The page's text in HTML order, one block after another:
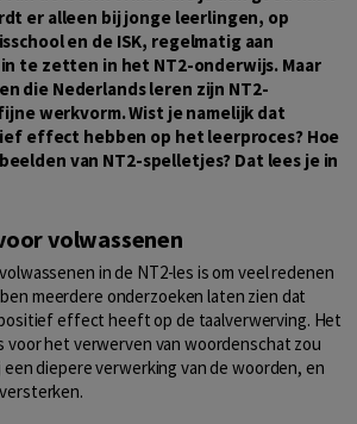
er alleen bij jonge leerlingen, op
en de ISK, regelmatig aan
te zetten in het NT2-onderwijs. Maar
die Nederlands leren zijn NT2-
werkvorm. Wist je namelijk dat
effect hebben op het leerproces? Hoe
van NT2-spelletjes? Dat lees je in
volwassenen
in de NT2-les is om veel redenen
meerdere onderzoeken laten zien dat
effect heeft op de taalverwerving. Het
het verwerven van woordenschat zou
diepere verwerking van de woorden, en